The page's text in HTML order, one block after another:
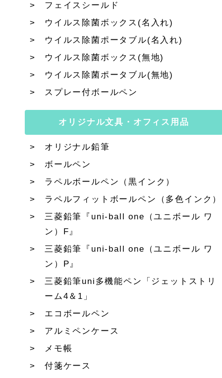
フェイスシールド
ウイルス除菌ボックス(名入れ)
ウイルス除菌ポータブル(名入れ)
ウイルス除菌ボックス(無地)
ウイルス除菌ポータブル(無地)
スプレー付ボールペン
オリジナル文具・オフィス用品
オリジナル鉛筆
ボールペン
ラペルボールペン（黒インク）
ラペルフィットボールペン（多色インク）
三菱鉛筆『uni-ball one（ユニボール ワ
ン）F』
三菱鉛筆『uni-ball one（ユニボール ワ
ン）P』
三菱鉛筆uni多機能ペン「ジェットストリ
ーム4＆1」
エコボールペン
アルミペンケース
メモ帳
付箋ケース